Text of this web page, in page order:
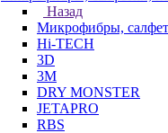
Назад
Микрофибры,
Hi-TECH
3D
3М
DRY MONSTER
JETAPRO
RBS